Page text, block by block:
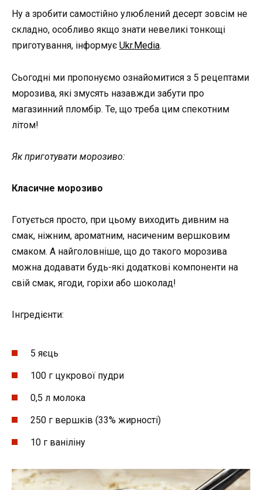
Ну а зробити самостійно улюблений десерт зовсім не
складно, особливо якщо знати невеликі тонкощі
приготування, інформує Ukr.Media.
Сьогодні ми пропонуємо ознайомитися з 5 рецептами
морозива, які змусять назавжди забути про
магазинний пломбір. Те, що треба цим спекотним
літом!
Як приготувати морозиво:
Класичне морозиво
Готується просто, при цьому виходить дивним на
смак, ніжним, ароматним, насиченим вершковим
смаком. А найголовніше, що до такого морозива
можна додавати будь-які додаткові компоненти на
свій смак, ягоди, горіхи або шоколад!
Інгредієнти:
5 яєць
100 г цукрової пудри
0,5 л молока
250 г вершків (33% жирності)
10 г ваніліну